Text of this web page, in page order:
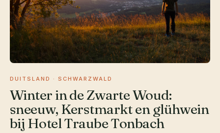
DUITSLAND · SCHWARZWALD
Winter in de Zwarte Woud:
sneeuw, Kerstmarkt en glühwein
bij Hotel Traube Tonbach